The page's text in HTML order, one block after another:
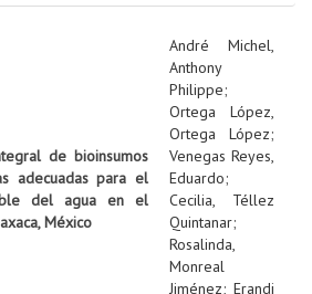
de bioinsumos
adecuadas para el
del agua en el
México
André Michel,
Anthony
Philippe;
Ortega López,
Ortega López;
Venegas Reyes,
Eduardo;
Cecilia, Téllez
Quintanar;
Rosalinda,
Monreal
Jiménez; Erandi